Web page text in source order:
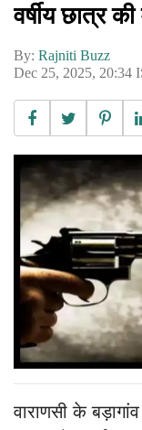
वर्षीय छात्र
By: Rajniti Buzz
Dec 25, 2025, 20:34
वाराणसी के